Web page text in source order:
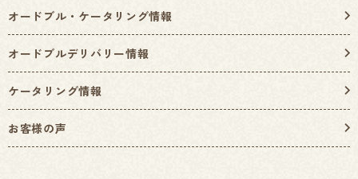
オードブル・ケータリング情報
オードブルデリバリー情報
ケータリング情報
お客様の声